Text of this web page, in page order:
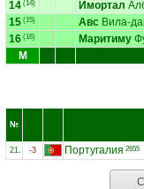
14 (14) Имортал
15 (15) Авс Вила-
16 (16) Маритиму
М
№
21. -3 Португалия 2655